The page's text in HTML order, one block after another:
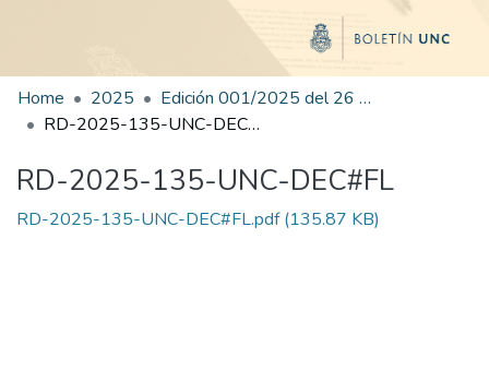
Home 2025
Edición 001/2025 del 26 de mayo de 2025
RD-2025-135-UNC-DEC#FL
RD-2025-135-UNC-DEC#FL
RD-2025-135-UNC-DEC#FL.pdf(135.87 KB)